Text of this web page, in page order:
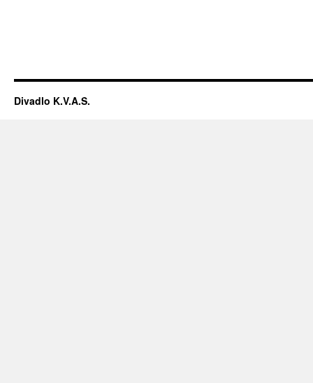
Divadlo K.V.A.S.